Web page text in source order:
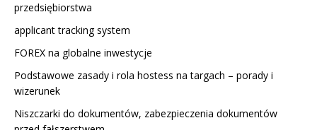
przedsiębiorstwa
applicant tracking system
FOREX na globalne inwestycje
Podstawowe zasady i rola hostess na targach – porady i
wizerunek
Niszczarki do dokumentów, zabezpieczenia dokumentów